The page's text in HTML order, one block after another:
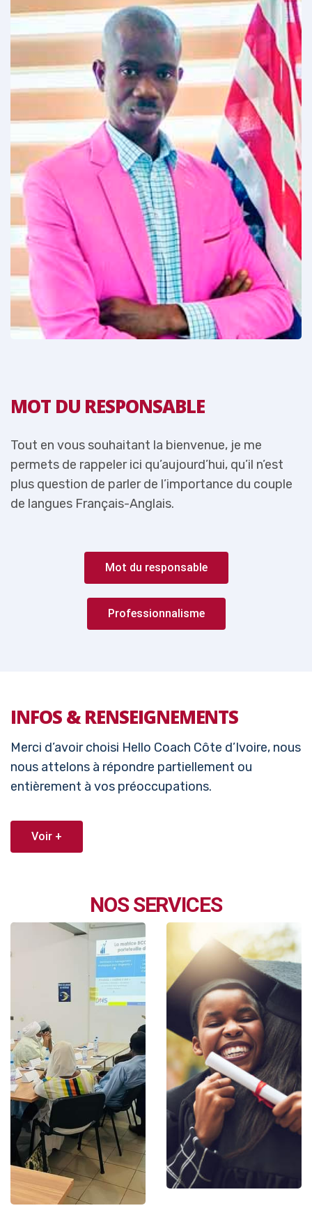
MOT DU RESPONSABLE
Tout en vous souhaitant la bienvenue, je me
permets de rappeler ici qu’aujourd’hui, qu’il n’est
plus question de parler de l’importance du couple
de langues Français-Anglais.
Mot du responsable
Professionnalisme
INFOS & RENSEIGNEMENTS
Merci d’avoir choisi Hello Coach Côte d’Ivoire, nous
nous attelons à répondre partiellement ou
entièrement à vos préoccupations.
Voir +
NOS SERVICES